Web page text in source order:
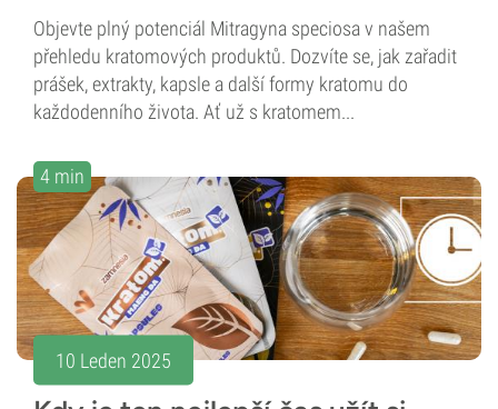
Objevte plný potenciál Mitragyna speciosa v našem
přehledu kratomových produktů. Dozvíte se, jak zařadit
prášek, extrakty, kapsle a další formy kratomu do
každodenního života. Ať už s kratomem...
4 min
10 Leden 2025